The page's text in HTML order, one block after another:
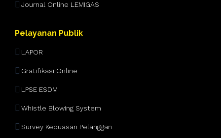
Journal Online LEMIGAS
Pelayanan Publik
LAPOR
Gratifikasi Online
LPSE ESDM
Whistle Blowing System
Survey Kepuasan Pelanggan